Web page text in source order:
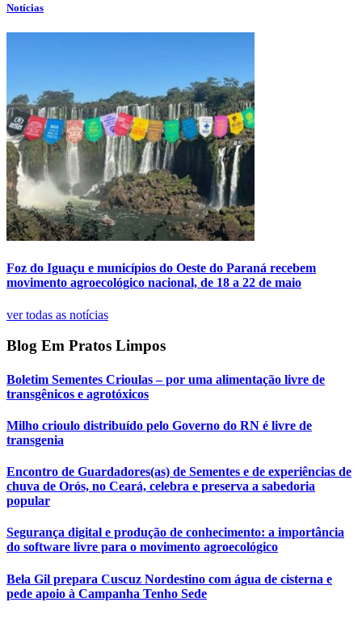
Notícias
Foz do Iguaçu e municípios do Oeste do Paraná recebem
movimento agroecológico nacional, de 18 a 22 de maio
ver todas as notícias
Blog Em Pratos Limpos
Boletim Sementes Crioulas – por uma alimentação livre de
transgênicos e agrotóxicos
Milho crioulo distribuído pelo Governo do RN é livre de
transgenia
Encontro de Guardadores(as) de Sementes e de experiências de
chuva de Orós, no Ceará, celebra e preserva a sabedoria
popular
Segurança digital e produção de conhecimento: a importância
do software livre para o movimento agroecológico
Bela Gil prepara Cuscuz Nordestino com água de cisterna e
pede apoio à Campanha Tenho Sede